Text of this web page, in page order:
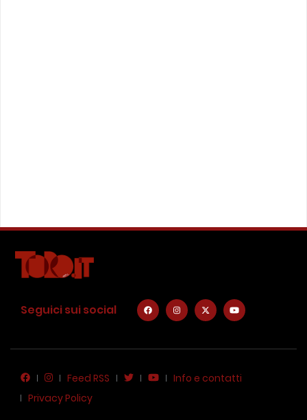
Seguici sui social
Feed RSS
Info e contatti
Privacy Policy